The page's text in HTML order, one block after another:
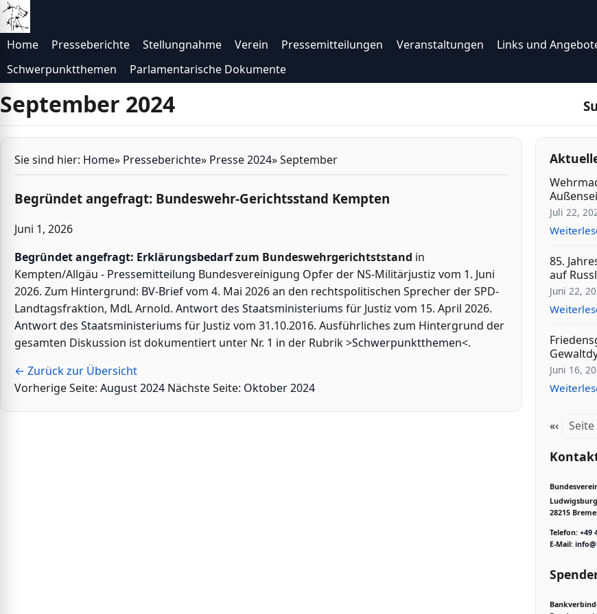
Direkt zur Navigation
Direkt zum Inhalt
Home Presseberichte Stellungnahme Verein Pressemitteilungen Veranstaltungen Links und
Schwerpunktthemen
Parlamentarische Dokumente
September 2024
Sie sind hier: Home» Presseberichte» Presse 2024»September
Begründet angefragt: Bundeswehr-Gerichtsstand Kempten
Juni 1, 2026
Begründet angefragt: Erklärungsbedarfzum Bundeswehrgerichtststand in
Kempten/Allgäu - Pressemitteilung Bundesvereinigung Opfer der NS-Militärjustiz vom 1. Juni
2026. Zum Hintergrund: BV-Briefvom 4. Mai 2026 an den rechtspolitischen Sprecher der SPD-
Landtagsfraktion, MdL Arnold.Antwort des Staatsministeriums für Justiz vom 15. April 2026.
Antwort des Staatsministeriums für Justiz vom 31.10.2016. Ausführliches zum Hintergrund der
gesamten Diskussion ist dokumentiert unter Nr. 1 in der Rubrik >Schwerpunktthemen<.
← Zurück zur Übersicht
Vorherige Seite:August 2024 Nächste Seite: Oktober 2024
Juli 22,
85.
auf
Juni 22,
Juni 16,
«‹
28215
Telefon: +49
E-Mail: